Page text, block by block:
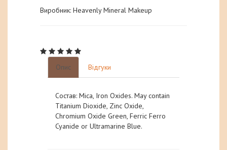
Виробник: Heavenly Mineral Makeup
Опис Відгуки
Состав: Mica, Iron Oxides. May contain
Titanium Dioxide, Zinc Oxide,
Chromium Oxide Green, Ferric Ferro
Cyanide or Ultramarine Blue.